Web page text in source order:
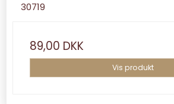
30719
89,00 DKK
Vis produkt